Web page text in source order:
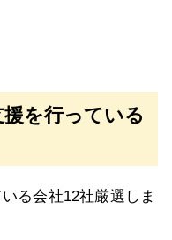
を行っている
る会社12社厳選しま